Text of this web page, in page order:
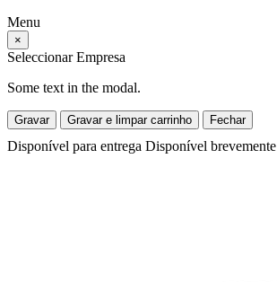
Menu
×
Seleccionar Empresa
Some text in the modal.
Gravar Gravar e limpar carrinho Fechar
Disponível para entrega Disponível brevemente